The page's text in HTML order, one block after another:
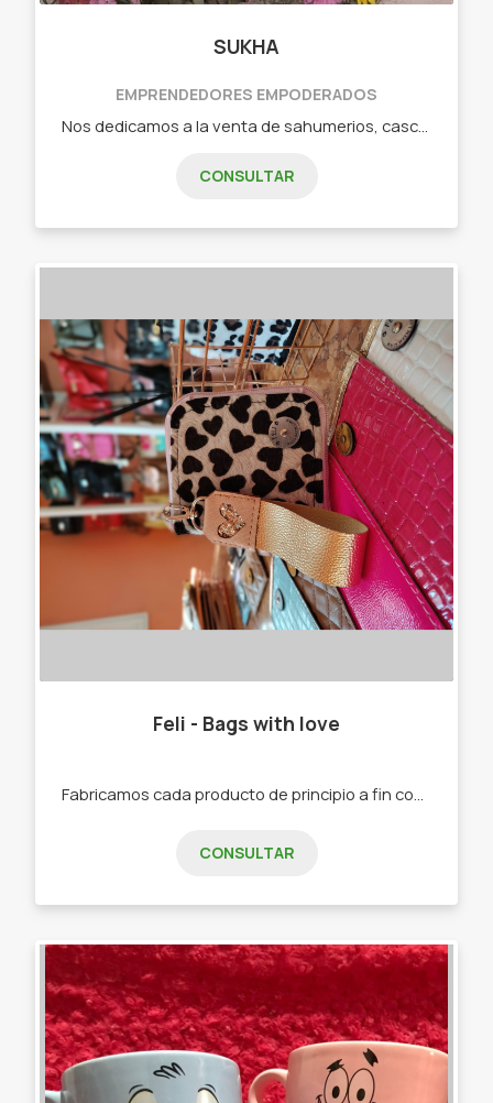
SUKHA
EMPRENDEDORES EMPODERADOS
CONSULTAR
Feli - Bags with love
CONSULTAR